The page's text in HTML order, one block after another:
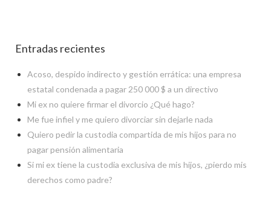
Entradas recientes
Acoso, despido indirecto y gestión errática: una empresa
estatal condenada a pagar 250 000 $ a un directivo
Mi ex no quiere firmar el divorcio ¿Qué hago?
Me fue infiel y me quiero divorciar sin dejarle nada
Quiero pedir la custodia compartida de mis hijos para no
pagar pensión alimentaria
Si mi ex tiene la custodia exclusiva de mis hijos, ¿pierdo mis
derechos como padre?